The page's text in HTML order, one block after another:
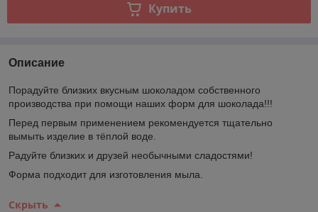
Купить
Описание
Порадуйте близких вкусным шоколадом собственного
производства при помощи наших форм для шоколада!!!
Перед первым применением рекомендуется тщательно
вымыть изделие в тёплой воде.
Радуйте близких и друзей необычными сладостями!
Форма подходит для изготовления мыла.
Скрыть